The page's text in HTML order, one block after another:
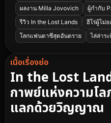
ผลงาน Milla Jovovich
ผู้กำกับ
รีวิว In the Lost Lands
ฮีโร่ผู้ไม่
โลกแฟนตาซีสุดอันตราย
ไล่ล่าร
เนื้อเรื่องย่อ
In the Lost
กาพย์แห่งความโ
แลกด้วยวิญญาณ